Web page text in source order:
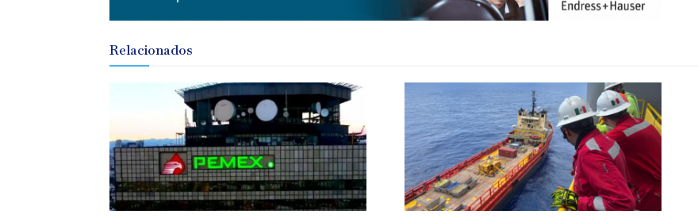
Relacionados